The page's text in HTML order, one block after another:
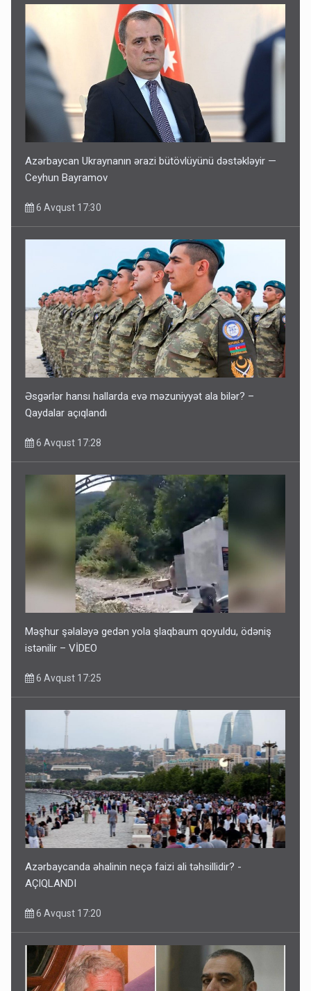
Azərbaycan Ukraynanın ərazi bütövlüyünü dəstəkləyir —
Ceyhun Bayramov
6 Avqust 17:30
Əsgərlər hansı hallarda evə məzuniyyət ala bilər? –
Qaydalar açıqlandı
6 Avqust 17:28
Məşhur şəlaləyə gedən yola şlaqbaum qoyuldu, ödəniş
istənilir – VİDEO
6 Avqust 17:25
Azərbaycanda əhalinin neçə faizi ali təhsillidir? -
AÇIQLANDI
6 Avqust 17:20